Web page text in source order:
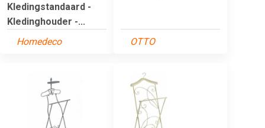
Kledingstandaard -
Kledinghouder -...
Homedeco
OTTO